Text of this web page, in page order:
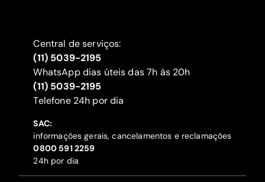
Central de serviços:
(11) 5039-2195
WhatsApp dias úteis das 7h às 20h
(11) 5039-2195
‍Telefone 24h por dia
SAC:
informações gerais, cancelamentos e reclamações
‍0800 591 2259
24h por dia